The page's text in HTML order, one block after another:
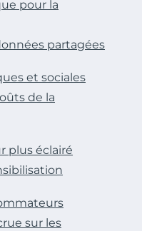
pour la
partagées
et sociales
de la
plus éclairé
sur les